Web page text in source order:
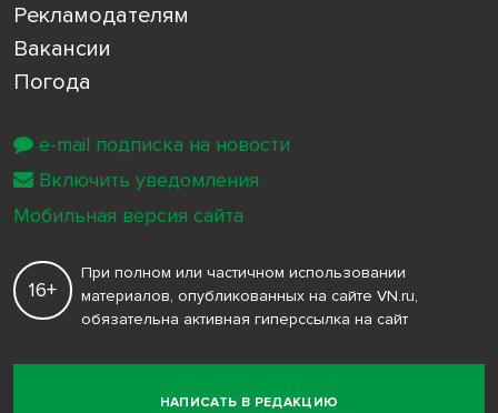
Рекламодателям
Вакансии
Погода
НАПИСАТЬ В РЕДАКЦИЮ
16+
При полном или частичном использовании
материалов, опубликованных на сайте VN.ru,
обязательна активная гиперссылка на сайт
e-mail подписка на новости
Включить уведомления
Мобильная версия сайта